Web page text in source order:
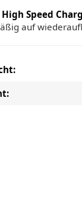
High Speed
auf